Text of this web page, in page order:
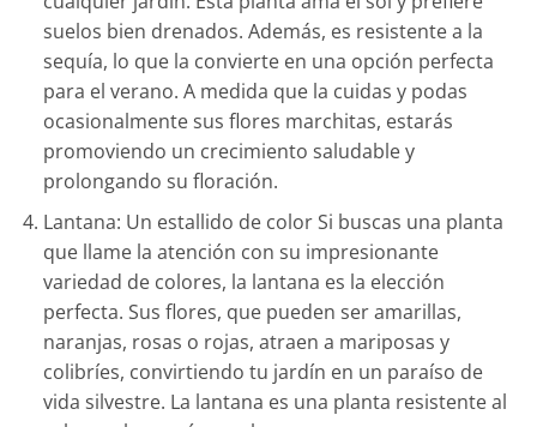
suelos bien drenados. Además, es resistente a la
sequía, lo que la convierte en una opción perfecta
para el verano. A medida que la cuidas y podas
ocasionalmente sus flores marchitas, estarás
promoviendo un crecimiento saludable y
prolongando su floración.
Lantana: Un estallido de color Si buscas una planta
que llame la atención con su impresionante
variedad de colores, la lantana es la elección
perfecta. Sus flores, que pueden ser amarillas,
naranjas, rosas o rojas, atraen a mariposas y
colibríes, convirtiendo tu jardín en un paraíso de
vida silvestre. La lantana es una planta resistente al